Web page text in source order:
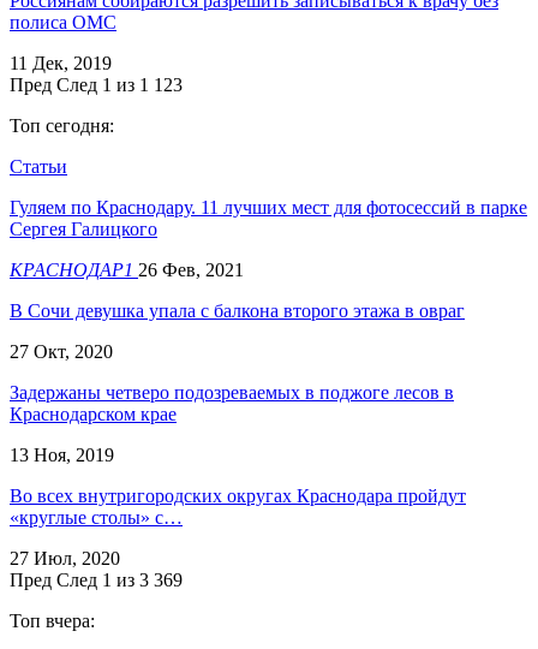
полиса ОМС
11 Дек, 2019
Пред След 1 из 1 123
Топ сегодня:
Статьи
Гуляем по Краснодару. 11 лучших мест для фотосессий в парке
Сергея Галицкого
КРАСНОДАР1 26 Фев, 2021
В Сочи девушка упала с балкона второго этажа в овраг
27 Окт, 2020
Задержаны четверо подозреваемых в поджоге лесов в
Краснодарском крае
13 Ноя, 2019
Во всех внутригородских округах Краснодара пройдут
«круглые столы» с…
27 Июл, 2020
Пред След 1 из 3 369
Топ вчера: